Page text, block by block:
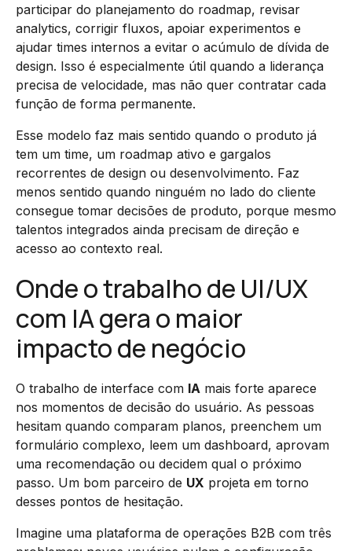
participar do planejamento do roadmap, revisar
analytics, corrigir fluxos, apoiar experimentos e
ajudar times internos a evitar o acúmulo de dívida de
design. Isso é especialmente útil quando a liderança
precisa de velocidade, mas não quer contratar cada
função de forma permanente.
Esse modelo faz mais sentido quando o produto já
tem um time, um roadmap ativo e gargalos
recorrentes de design ou desenvolvimento. Faz
menos sentido quando ninguém no lado do cliente
consegue tomar decisões de produto, porque mesmo
talentos integrados ainda precisam de direção e
acesso ao contexto real.
Onde o trabalho de UI/UX
com IA gera o maior
impacto de negócio
O trabalho de interface com IA mais forte aparece
nos momentos de decisão do usuário. As pessoas
hesitam quando comparam planos, preenchem um
formulário complexo, leem um dashboard, aprovam
uma recomendação ou decidem qual o próximo
passo. Um bom parceiro de UX projeta em torno
desses pontos de hesitação.
Imagine uma plataforma de operações B2B com três